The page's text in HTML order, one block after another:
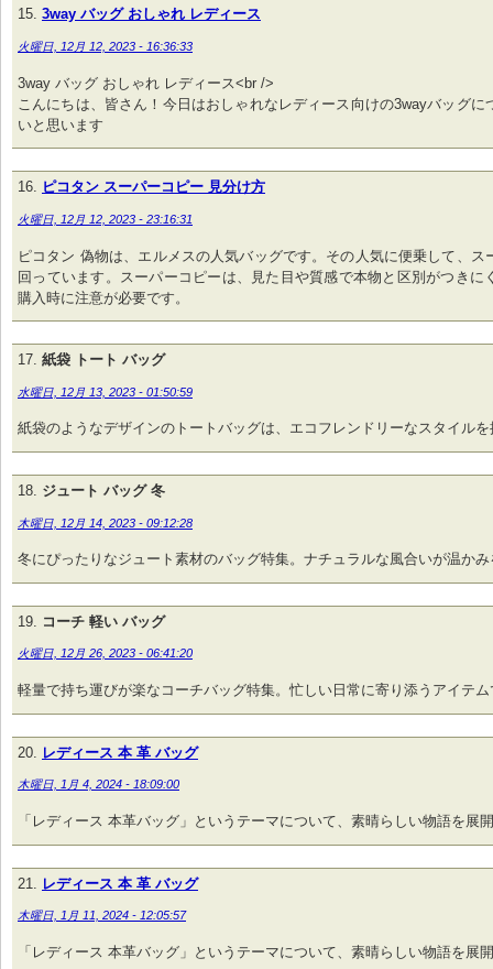
3way バッグ おしゃれ レディース
火曜日, 12月 12, 2023 - 16:36:33
3way バッグ おしゃれ レディース<br />
こんにちは、皆さん！今日はおしゃれなレディース向けの3wayバッグに
いと思います
ピコタン スーパーコピー 見分け方
火曜日, 12月 12, 2023 - 23:16:31
ピコタン 偽物は、エルメスの人気バッグです。その人気に便乗して、ス
回っています。スーパーコピーは、見た目や質感で本物と区別がつきに
購入時に注意が必要です。
紙袋 トート バッグ
水曜日, 12月 13, 2023 - 01:50:59
紙袋のようなデザインのトートバッグは、エコフレンドリーなスタイル
ジュート バッグ 冬
木曜日, 12月 14, 2023 - 09:12:28
冬にぴったりなジュート素材のバッグ特集。ナチュラルな風合いが温か
コーチ 軽い バッグ
火曜日, 12月 26, 2023 - 06:41:20
軽量で持ち運びが楽なコーチバッグ特集。忙しい日常に寄り添うアイテム
レディース 本 革 バッグ
木曜日, 1月 4, 2024 - 18:09:00
「レディース 本革バッグ」というテーマについて、素晴らしい物語を展
レディース 本 革 バッグ
木曜日, 1月 11, 2024 - 12:05:57
「レディース 本革バッグ」というテーマについて、素晴らしい物語を展